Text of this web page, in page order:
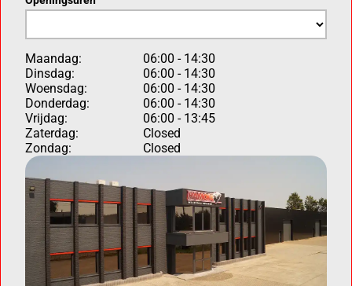
Maandag:
06:00 - 14:30
Dinsdag:
06:00 - 14:30
Woensdag:
06:00 - 14:30
Donderdag:
06:00 - 14:30
Vrijdag:
06:00 - 13:45
Zaterdag:
Closed
Zondag:
Closed